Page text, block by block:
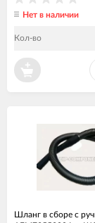
Нет в наличии
Кол-во
Шланг в сборе с